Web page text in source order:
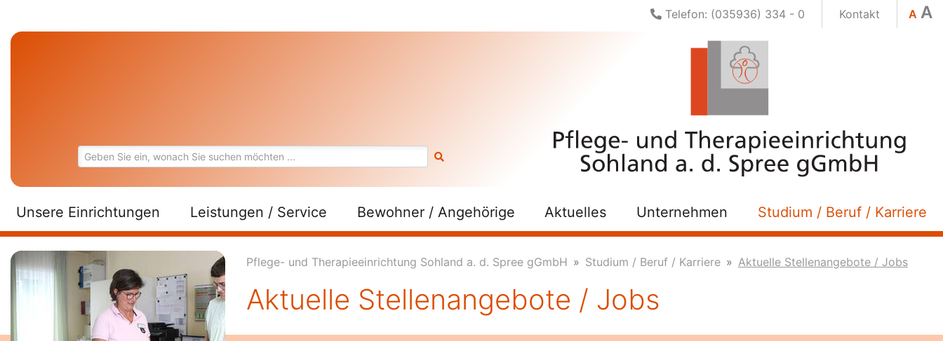
Telefon: (035936) 334 - 0 Kontakt A A
Unsere Einrichtungen Leistungen / Service Bewohner / Angehörige Aktuelles Unternehmen Studium / Beruf / Karriere
Pflege- und Therapieeinrichtung Sohland a. d. Spree gGmbH Studium / Beruf / Karriere Aktuelle Stellenangebote / Jobs
Aktuelle Stellenangebote / Jobs